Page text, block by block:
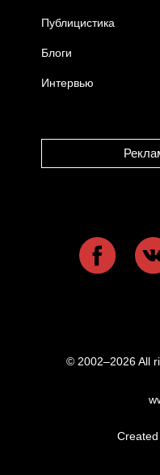
Публицистика
Блоги
Интервью
© 2002–2026 All